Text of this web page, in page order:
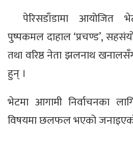
पेरिसडाँडामा
पुष्पकमल दाहाल ‘प्रचण्ड’,
तथा वरिष्ठ नेता झलनाथ
हुन् ।
भेटमा आगामी निर्वाचनका
विषयमा छलफल भएको